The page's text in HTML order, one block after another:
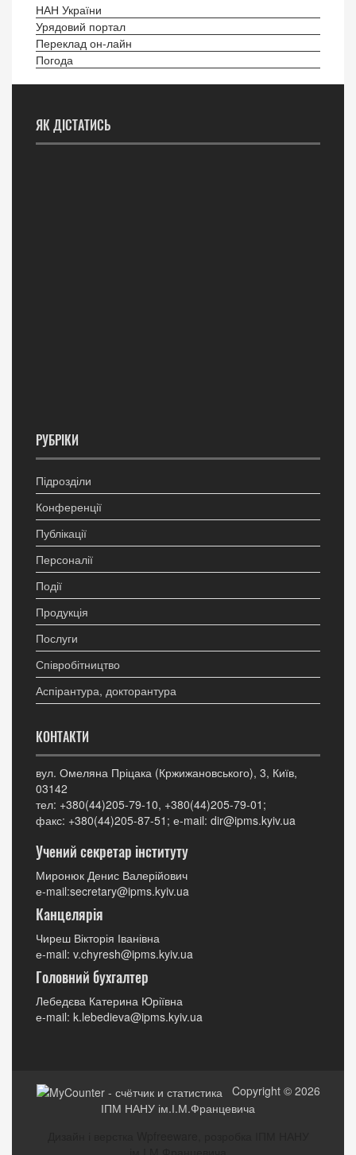
НАН України
Урядовий портал
Переклад он-лайн
Погода
ЯК ДІСТАТИСЬ
РУБРІКИ
Підрозділи
Конференції
Публікації
Персоналії
Події
Продукція
Послуги
Співробітництво
Аспірантура, докторантура
КОНТАКТИ
вул. Омеляна Пріцака (Кржижановського), 3, Київ,
03142
тел: +380(44)205-79-10, +380(44)205-79-01;
факс: +380(44)205-87-51; е-mail: dir@ipms.kyiv.ua
Учений секретар інституту
Миронюк Денис Валерійович
е-mail:secretary@ipms.kyiv.ua
Канцелярія
Чиреш Вікторія Іванівна
е-mail: v.chyresh@ipms.kyiv.ua
Головний бухгалтер
Лебедєва Катерина Юріївна
е-mail: k.lebedieva@ipms.kyiv.ua
Copyright © 2026
ІПМ НАНУ ім.І.М.Францевича